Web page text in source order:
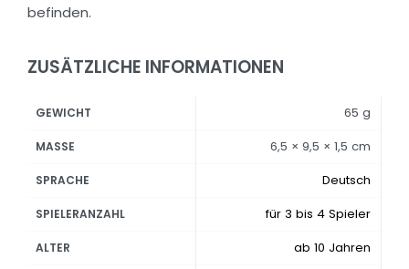
befinden.
ZUSÄTZLICHE INFORMATIONEN
GEWICHT 65 g
MASSE 6,5 × 9,5 × 1,5 cm
SPRACHE Deutsch
SPIELERANZAHL für 3 bis 4 Spieler
ALTER ab 10 Jahren